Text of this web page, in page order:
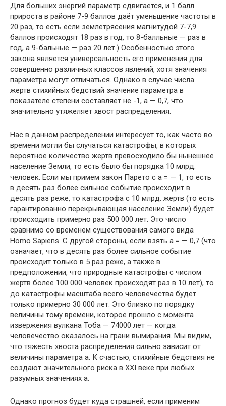
Для больших энергий параметр сдвигается, и 1 балл
прироста в районе 7-9 баллов даёт уменьшение частоты в
20 раз, то есть если землетрясения магнитудой 7-7,9
баллов происходят 18 раз в год, то 8-балльные — раз в
год, а 9-бальные — раз 20 лет.) Особенностью этого
закона является универсальность его применения для
совершенно различных классов явлений, хотя значения
параметра могут отличаться. Однако в случае числа
жертв стихийных бедствий значение параметра в
показателе степени составляет не -1, а — 0,7, что
значительно утяжеляет хвост распределения.
Нас в данном распределении интересует то, как часто во
времени могли бы случаться катастрофы, в которых
вероятное количество жертв превосходило бы нынешнее
население Земли, то есть было бы порядка 10 млрд.
человек. Если мы примем закон Парето с a = — 1, то есть
в десять раз более сильное событие происходит в
десять раз реже, то катастрофа с 10 млрд. жертв (то есть
гарантированно перекрывающая население Земли) будет
происходить примерно раз 500 000 лет. Это число
сравнимо со временем существования самого вида
Homo Sapiens. C другой стороны, если взять a = — 0,7 (что
означает, что в десять раз более сильное событие
происходит только в 5 раз реже, а также в
предположении, что природные катастрофы с числом
жертв более 100 000 человек происходят раз в 10 лет), то
до катастрофы масштаба всего человечества будет
только примерно 30 000 лет. Это близко по порядку
величины тому времени, которое прошло с момента
извержения вулкана Тоба — 74000 лет — когда
человечество оказалось на грани вымирания. Мы видим,
что тяжесть хвоста распределения сильно зависит от
величины параметра а. К счастью, стихийные бедствия не
создают значительного риска в XXI веке при любых
разумных значениях а.
Однако прогноз будет куда страшней, если применим